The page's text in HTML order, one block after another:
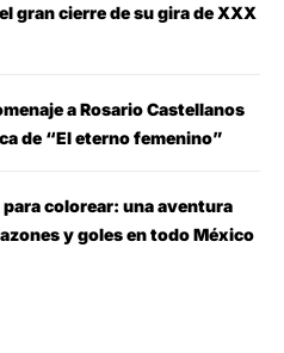
gran cierre de su gira de XXX
a Rosario Castellanos
de “El eterno femenino”
colorear: una aventura
y goles en todo México